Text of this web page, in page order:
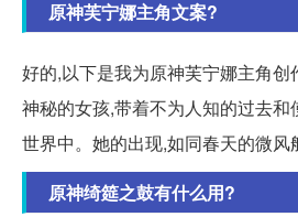
原神芙宁娜主角文案?
好的,以下是我为原神芙宁娜主角创
神秘的女孩,带着不为人知的过去
世界中。她的出现,如同春天的微风
原神绮筵之鼓有什么用?